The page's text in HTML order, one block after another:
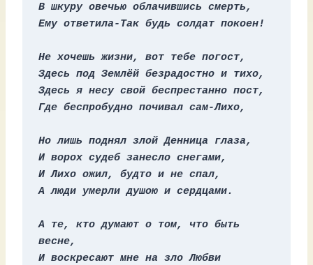
В шкуру овечью облачившись смерть,
Ему ответила-Так будь солдат покоен!
Не хочешь жизни, вот тебе погост,
Здесь под Землёй безрадостно и тихо,
Здесь я несу свой беспрестанно пост,
Где беспробудно почивал сам-Лихо,
Но лишь поднял злой Денница глаза,
И ворох судеб занесло снегами,
И Лихо ожил, будто и не спал,
А люди умерли душою и сердцами.
А те, кто думают о том, что быть
весне,
И воскресают мне на зло Любви